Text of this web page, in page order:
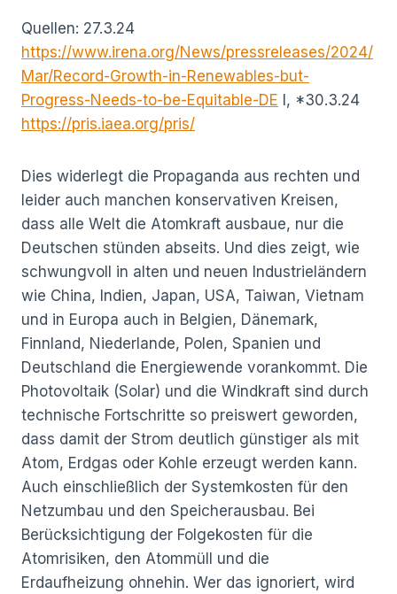
Quellen: 27.3.24
https://www.irena.org/News/pressreleases/2024/
Mar/Record-Growth-in-Renewables-but-
Progress-Needs-to-be-Equitable-DE l, *30.3.24
https://pris.iaea.org/pris/
Dies widerlegt die Propaganda aus rechten und
leider auch manchen konservativen Kreisen,
dass alle Welt die Atomkraft ausbaue, nur die
Deutschen stünden abseits. Und dies zeigt, wie
schwungvoll in alten und neuen Industrieländern
wie China, Indien, Japan, USA, Taiwan, Vietnam
und in Europa auch in Belgien, Dänemark,
Finnland, Niederlande, Polen, Spanien und
Deutschland die Energiewende vorankommt. Die
Photovoltaik (Solar) und die Windkraft sind durch
technische Fortschritte so preiswert geworden,
dass damit der Strom deutlich günstiger als mit
Atom, Erdgas oder Kohle erzeugt werden kann.
Auch einschließlich der Systemkosten für den
Netzumbau und den Speicherausbau. Bei
Berücksichtigung der Folgekosten für die
Atomrisiken, den Atommüll und die
Erdaufheizung ohnehin. Wer das ignoriert, wird